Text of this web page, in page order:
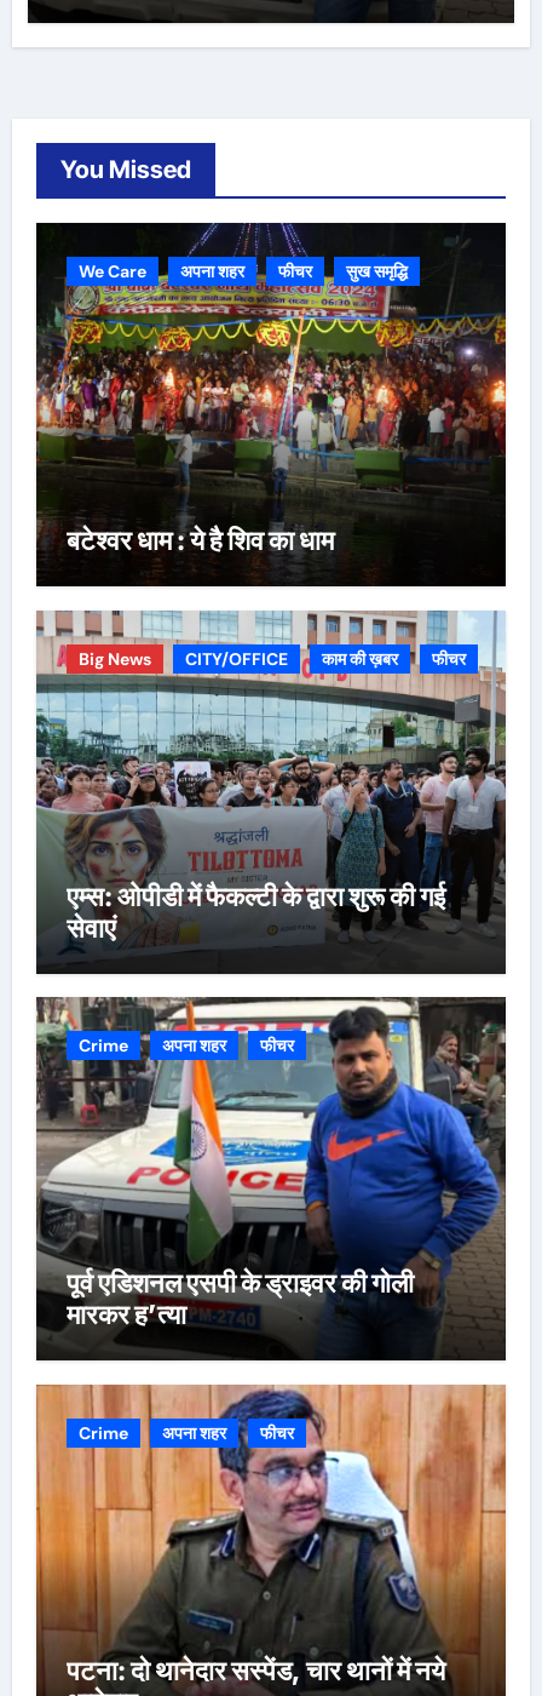
You Missed
We Care अपना शहर फीचर सुख समृद्धि
बटेश्वर धाम : ये है शिव का धाम
Big News CITY/OFFICE काम की ख़बर फीचर
एम्स: ओपीडी में फैकल्टी के द्वारा शुरू की गई
सेवाएं
Crime अपना शहर फीचर
पूर्व एडिशनल एसपी के ड्राइवर की गोली
मारकर ह’त्या
Crime अपना शहर फीचर
पटना: दो थानेदार सस्पेंड, चार थानों में नये